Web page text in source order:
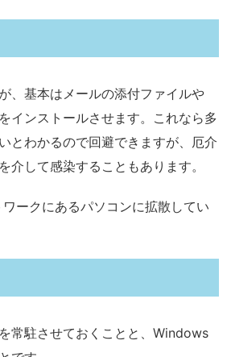
、基本はメールの添付ファイルや
インストールさせます。これなら多
とわかるので回避できますが、厄介
介して感染することもあります。
ークにあるパソコンに拡散してい
常駐させておくことと、Windows